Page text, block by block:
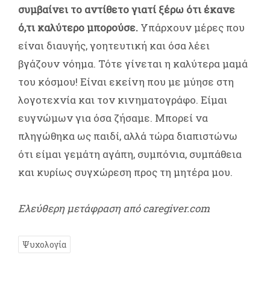
συμβαίνει το αντίθετο γιατί ξέρω ότι έκανε
ό,τι καλύτερο μπορούσε. Υπάρχουν μέρες που
είναι διαυγής, γοητευτική και όσα λέει
βγάζουν νόημα. Τότε γίνεται η καλύτερα μαμά
του κόσμου! Είναι εκείνη που με μύησε στη
λογοτεχνία και τον κινηματογράφο. Είμαι
ευγνώμων για όσα ζήσαμε. Μπορεί να
πληγώθηκα ως παιδί, αλλά τώρα διαπιστώνω
ότι είμαι γεμάτη αγάπη, συμπόνια, συμπάθεια
και κυρίως συγχώρεση προς τη μητέρα μου.
Ελεύθερη μετάφραση από caregiver.com
Ψυχολογία